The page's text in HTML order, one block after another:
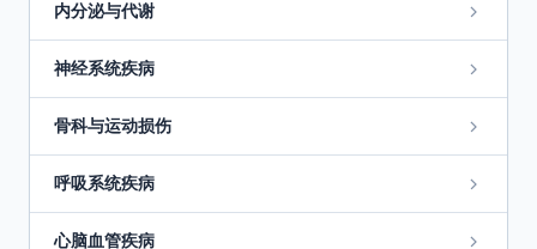
内分泌与代谢
神经系统疾病
骨科与运动损伤
呼吸系统疾病
心脑血管疾病